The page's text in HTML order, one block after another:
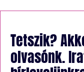
Tetszik?
olvasónk.